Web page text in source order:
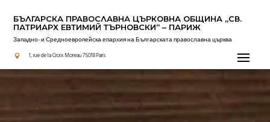
БЪЛГАРСКА ПРАВОСЛАВНА ЦЪРКОВНА OБЩИНА „СВ.
ПАТРИАРХ ЕВТИМИЙ ТЪРНОВСКИ“ – ПАРИЖ
Западно- и Средноевропейска епархия на Българската православна църква
 1, rue de la Croix Moreau 75018 Paris
Актуално